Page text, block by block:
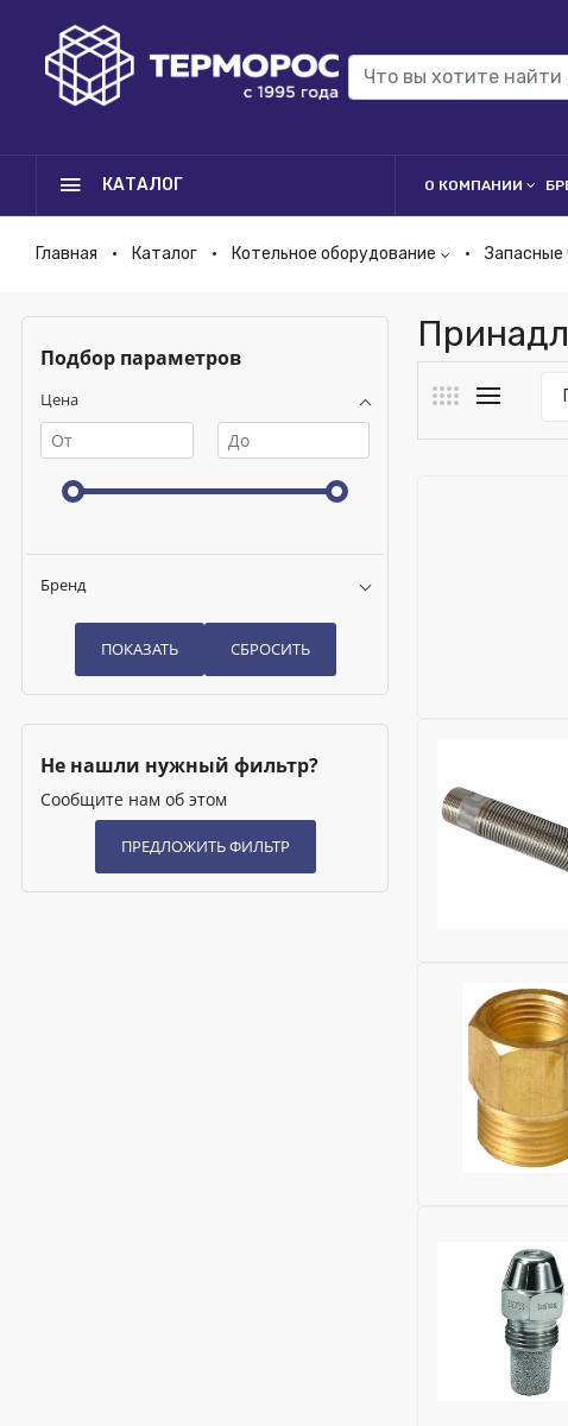
КАТАЛОГ О КОМПАНИИ
Главная Каталог Котельное оборудование Запасные
Подбор параметров
Цена
Бренд
Не нашли нужный фильтр?
Сообщите нам об этом
Baltur
Глубина (мм):
Ширина (мм):20
Высота (мм):30